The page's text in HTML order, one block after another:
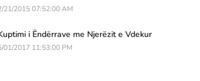
21/2015 07:52:00 AM
i Ëndërrave me Njerëzit e Vdekur
01/2017 11:53:00 PM